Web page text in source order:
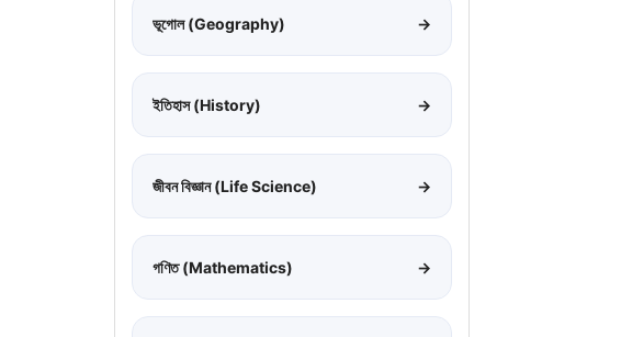
ভূগোল (Geography) →
ইতিহাস (History) →
জীবন বিজ্ঞান (Life Science) →
গণিত (Mathematics) →